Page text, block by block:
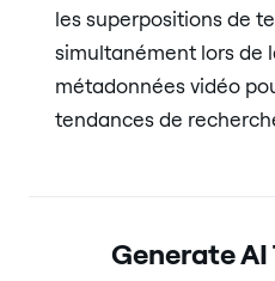
les superpositions de
simultanément lors de
métadonnées vidéo
tendances de
Generate